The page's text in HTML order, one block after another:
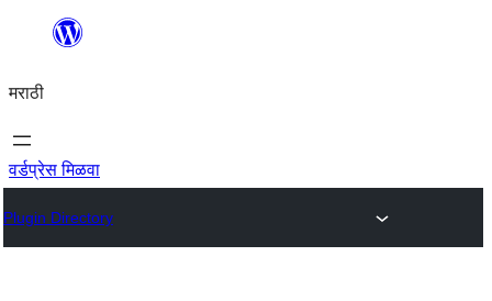
सामुग्रीवर
मराठी
वर्डप्रेस मिळवा
Plugin Directory